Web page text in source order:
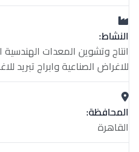
النشاط:
انتاج وتشوين المعدات الهندسية
للاغراض الصناعية وابراج تبريد
المحافظة:
القاهرة